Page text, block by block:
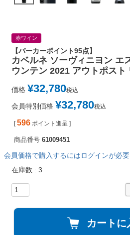
赤ワイン
【パーカーポイント95点】
カベルネ ソーヴィニヨン エ
ウンテン 2021 アウトポスト
価格 ¥32,780税込
会員特別価格 ¥32,780税込
[ 596 ポイント進呈 ]
商品番号 61009451
会員価格で購入するにはログインが必要
在庫数
3
カートに